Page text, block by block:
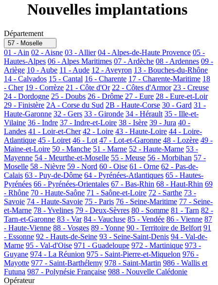
Nouvelles implantations
Département
57 - Moselle
01 - Ain 02 - Aisne 03 - Allier 04 - Alpes-de-Haute Provence 05 -
Hautes-Alpes 06 - Alpes Maritimes 07 - Ardèche 08 - Ardennes 09 -
Ariège 10 - Aube 11 - Aude 12 - Aveyron 13 - Bouches-du-Rhône
14 - Calvados 15 - Cantal 16 - Charente 17 - Charente-Maritime 18
- Cher 19 - Corrèze 21 - Côte d'Or 22 - Côtes d'Armor 23 - Creuse
24 - Dordogne 25 - Doubs 26 - Drôme 27 - Eure 28 - Eure-et-Loir
29 - Finistère 2A - Corse du Sud 2B - Haute-Corse 30 - Gard 31 -
Haute-Garonne 32 - Gers 33 - Gironde 34 - Hérault 35 - Ille-et-
Vilaine 36 - Indre 37 - Indre-et-Loire 38 - Isère 39 - Jura 40 -
Landes 41 - Loir-et-Cher 42 - Loire 43 - Haute-Loire 44 - Loire-
Atlantique 45 - Loiret 46 - Lot 47 - Lot-et-Garonne 48 - Lozère 49 -
Maine-et-Loire 50 - Manche 51 - Marne 52 - Haute-Marne 53 -
Mayenne 54 - Meurthe-et-Moselle 55 - Meuse 56 - Morbihan 57 -
Moselle 58 - Nièvre 59 - Nord 60 - Oise 61 - Orne 62 - Pas-de-
Calais 63 - Puy-de-Dôme 64 - Pyrénées-Atlantiques 65 - Hautes-
Pyrénées 66 - Pyrénées-Orientales 67 - Bas-Rhin 68 - Haut-Rhin 69
- Rhône 70 - Haute-Saône 71 - Saône-et-Loire 72 - Sarthe 73 -
Savoie 74 - Haute-Savoie 75 - Paris 76 - Seine-Maritime 77 - Seine-
et-Marne 78 - Yvelines 79 - Deux-Sèvres 80 - Somme 81 - Tarn 82 -
Tarn-et-Garonne 83 - Var 84 - Vaucluse 85 - Vendée 86 - Vienne 87
- Haute-Vienne 88 - Vosges 89 - Yonne 90 - Territoire de Belfort 91
- Essonne 92 - Hauts-de-Seine 93 - Seine-Saint-Denis 94 - Val-de-
Marne 95 - Val-d'Oise 971 - Guadeloupe 972 - Martinique 973 -
Guyane 974 - La Réunion 975 - Saint-Pierre-et-Miquelon 976 -
Mayotte 977 - Saint-Barthélemy 978 - Saint-Martin 986 - Wallis et
Futuna 987 - Polynésie Française 988 - Nouvelle Calédonie
Opérateur